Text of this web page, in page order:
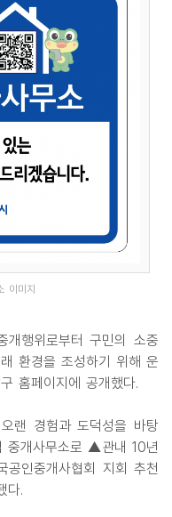
이미지
행위로부터 구민의 소중
환경을 조성하기 위해 운
홈페이지에 공개했다.
랜 경험과 도덕성을 바탕
중개사무소로 ▲관내 10년
인중개사협회 지회 추천
다.